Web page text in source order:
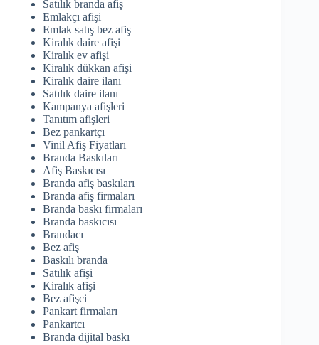
Satılık branda afiş
Emlakçı afişi
Emlak satış bez afiş
Kiralık daire afişi
Kiralık ev afişi
Kiralık dükkan afişi
Kiralık daire ilanı
Satılık daire ilanı
Kampanya afişleri
Tanıtım afişleri
Bez pankartçı
Vinil Afiş Fiyatları
Branda Baskıları
Afiş Baskıcısı
Branda afiş baskıları
Branda afiş firmaları
Branda baskı firmaları
Branda baskıcısı
Brandacı
Bez afiş
Baskılı branda
Satılık afişi
Kiralık afişi
Bez afişci
Pankart firmaları
Pankartcı
Branda dijital baskı